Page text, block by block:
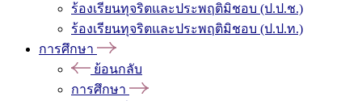
ร้องเรียนทุจริตและประพฤติมิชอบ (ป.ป.ช.)
ร้องเรียนทุจริตและประพฤติมิชอบ (ป.ป.ท.)
การศึกษา
ย้อนกลับ
การศึกษา